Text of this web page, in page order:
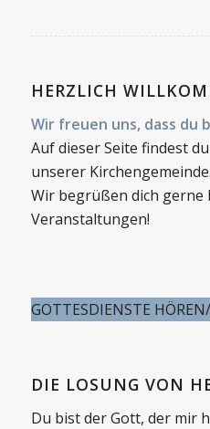
HERZLICH
Wir freuen uns, dass du
Auf dieser Seite findest
unserer Kirchengemeinde.
Wir begrüßen dich gerne
Veranstaltungen!
GOTTESDIENSTE
DIE LOSUNG VON
Du bist der Gott, der mir